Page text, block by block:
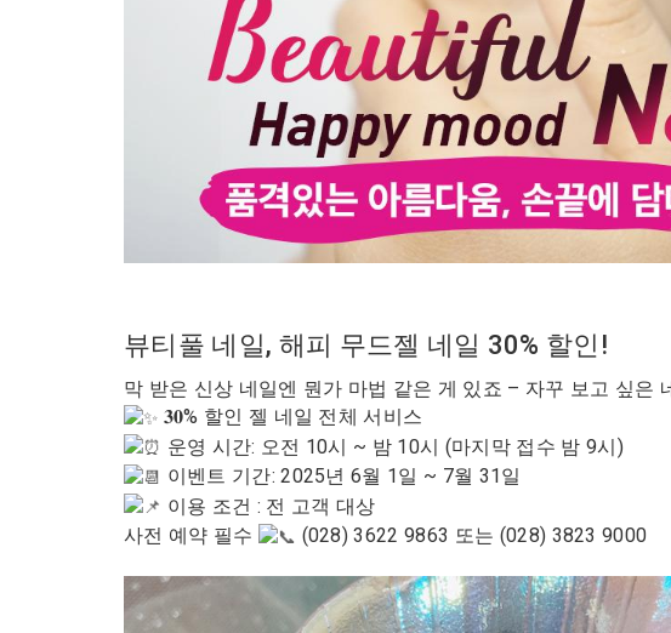
뷰티풀 네일, 해피 무드젤 네일 30% 할인!
막 받은 신상 네일엔 뭔가 마법 같은 게 있죠 – 자꾸 보고 싶은
𝟑𝟎% 할인 젤 네일 전체 서비스
운영 시간: 오전 10시 ~ 밤 10시 (마지막 접수 밤 9시)
이벤트 기간: 2025년 6월 1일 ~ 7월 31일
이용 조건 : 전 고객 대상
사전 예약 필수
(028) 3622 9863 또는 (028) 3823 9000